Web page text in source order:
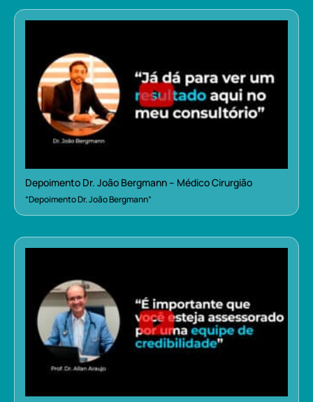
Depoimento Dr. João Bergmann – Médico Cirurgião
“Depoimento Dr. João Bergmann”